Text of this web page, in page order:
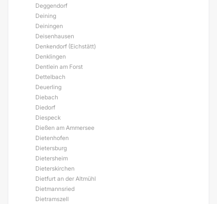
Deggendorf
Deining
Deiningen
Deisenhausen
Denkendorf (Eichstätt)
Denklingen
Dentlein am Forst
Dettelbach
Deuerling
Diebach
Diedorf
Diespeck
Dießen am Ammersee
Dietenhofen
Dietersburg
Dietersheim
Dieterskirchen
Dietfurt an der Altmühl
Dietmannsried
Dietramszell